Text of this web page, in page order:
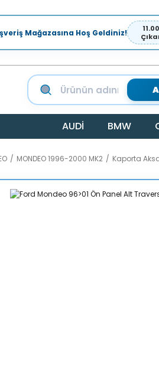
Mağazasına Hoş Geldiniz!
AUDİ BMW
MONDEO 1996-2000 MK2 Kaporta